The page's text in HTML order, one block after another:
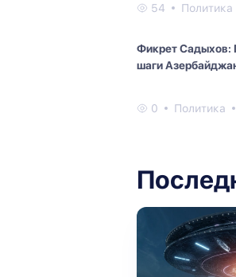
54 Политика
Фикрет Садыхов:
шаги
0 Политика